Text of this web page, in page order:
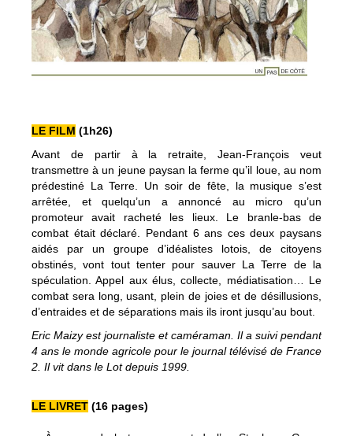
LE FILM (1h26)
Avant de partir à la retraite, Jean-François veut
transmettre à un jeune paysan la ferme qu’il loue, au nom
prédestiné La Terre. Un soir de fête, la musique s’est
arrêtée, et quelqu’un a annoncé au micro qu’un
promoteur avait racheté les lieux. Le branle-bas de
combat était déclaré. Pendant 6 ans ces deux paysans
aidés par un groupe d’idéalistes lotois, de citoyens
obstinés, vont tout tenter pour sauver La Terre de la
spéculation. Appel aux élus, collecte, médiatisation… Le
combat sera long, usant, plein de joies et de désillusions,
d’entraides et de séparations mais ils iront jusqu’au bout.
Eric Maizy est journaliste et caméraman. Il a suivi pendant
4 ans le monde agricole pour le journal télévisé de France
2. Il vit dans le Lot depuis 1999.
LE LIVRET (16 pages)